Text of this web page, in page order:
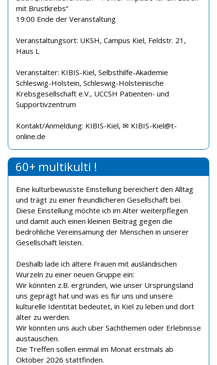
mit Brustkrebs“
19:00 Ende der Veranstaltung
Veranstaltungsort: UKSH, Campus Kiel, Feldstr. 21,
Haus L
Veranstalter: KIBIS-Kiel, Selbsthilfe-Akademie
Schleswig-Holstein, Schleswig-Holsteinische
Krebsgesellschaft e.V., UCCSH Patienten- und
Supportivzentrum
Kontakt/Anmeldung: KIBIS-Kiel, ✉ KIBIS-Kiel@t-
online.de
60+ multikulti !
Eine kulturbewusste Einstellung bereichert den Alltag
und trägt zu einer freundlicheren Gesellschaft bei.
Diese Einstellung möchte ich im Alter weiterpflegen
und damit auch einen kleinen Beitrag gegen die
bedrohliche Vereinsamung der Menschen in unserer
Gesellschaft leisten.
Deshalb lade ich ältere Frauen mit ausländischen
Wurzeln zu einer neuen Gruppe ein:
Wir könnten z.B. ergründen, wie unser Ursprungsland
uns geprägt hat und was es für uns und unsere
kulturelle Identität bedeutet, in Kiel zu leben und dort
älter zu werden.
Wir könnten uns auch über Sachthemen oder Erlebnisse
austauschen.
Die Treffen sollen einmal im Monat erstmals ab
Oktober 2026 stattfinden.